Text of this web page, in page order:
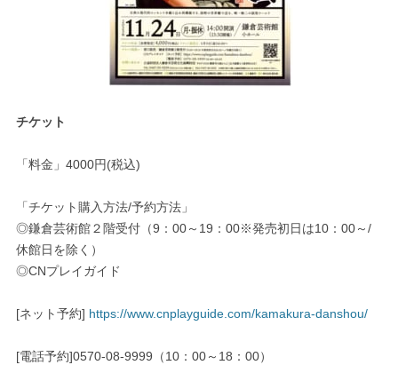
チケット
「料金」4000円(税込)
「チケット購入方法/予約方法」
◎鎌倉芸術館２階受付（9：00～19：00※発売初日は10：00～/
休館日を除く）
◎CNプレイガイド
[ネット予約] https://www.cnplayguide.com/kamakura-danshou/
[電話予約]0570-08-9999（10：00～18：00）